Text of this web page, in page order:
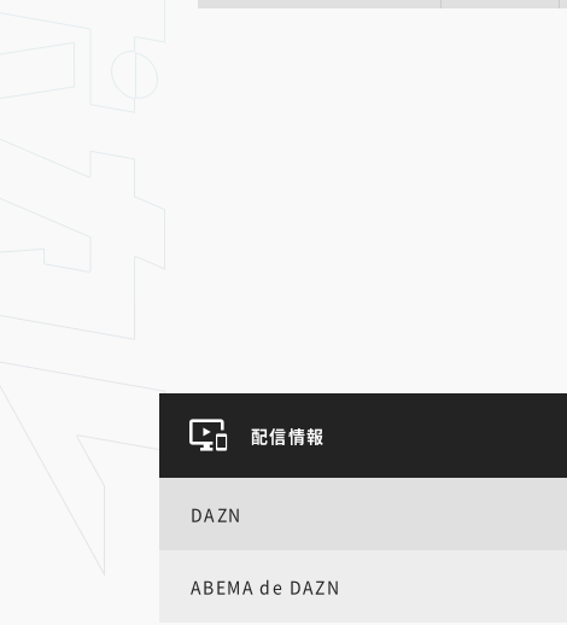
配信情報
DAZN
ABEMA de DAZN